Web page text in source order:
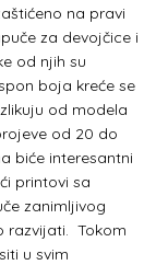
na pravi
za devojčice i
od njih su
boja kreće se
od modela
od 20 do
biće interesantni
printovi sa
zanimljivog
razvijati. Tokom
u svim